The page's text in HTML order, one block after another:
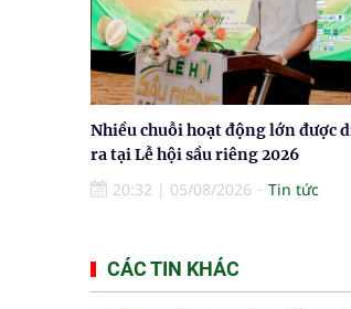
Nhiều chuỗi hoạt động lớn được
ra tại Lễ hội sầu riêng 2026
20:32 | 05/08/2026 Tin tức
CÁC TIN KHÁC